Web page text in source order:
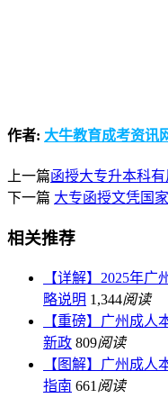
作者: 大牛教育成考资讯
上一篇函授大专升本科
下一篇 大专函授文凭国
相关推荐
【详解】2025年
略说明 1,344阅读
【重磅】广州成人
新政 809阅读
【图解】广州成人
指南 661 阅读